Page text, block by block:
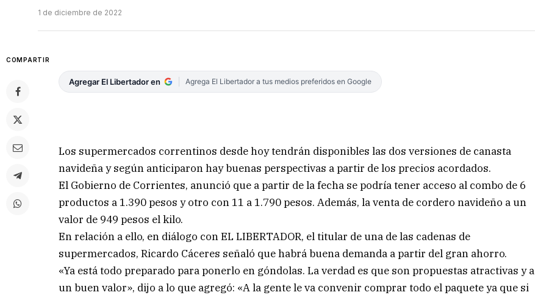
1 de diciembre de 2022
COMPARTIR
Agregar El Libertador en Agrega El Libertador a tus medios preferidos en Google
Los supermercados correntinos desde hoy tendrán disponibles las dos versiones de canasta
navideña y según anticiparon hay buenas perspectivas a partir de los precios acordados.
El Gobierno de Corrientes, anunció que a partir de la fecha se podría tener acceso al combo de 6
productos a 1.390 pesos y otro con 11 a 1.790 pesos. Además, la venta de cordero navideño a un
valor de 949 pesos el kilo.
En relación a ello, en diálogo con EL LIBERTADOR, el titular de una de las cadenas de
supermercados, Ricardo Cáceres señaló que habrá buena demanda a partir del gran ahorro.
«Ya está todo preparado para ponerlo en góndolas. La verdad es que son propuestas atractivas y a
un buen valor», dijo a lo que agregó: «A la gente le va convenir comprar todo el paquete ya que si